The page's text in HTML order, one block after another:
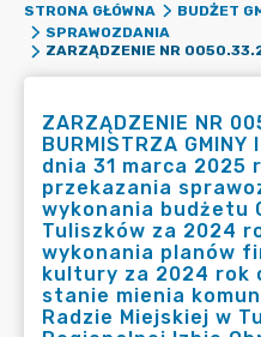
STRONA GŁÓWNA
BUDŻET
SPRAWOZDANIA
ZARZĄDZENIE NR
BURMISTRZA GMINY
dnia 31 marca 2025
przekazania
wykonania budżetu
Tuliszków za 2024
wykonania planów
kultury za 2024 rok
stanie mienia
Radzie Miejskiej w